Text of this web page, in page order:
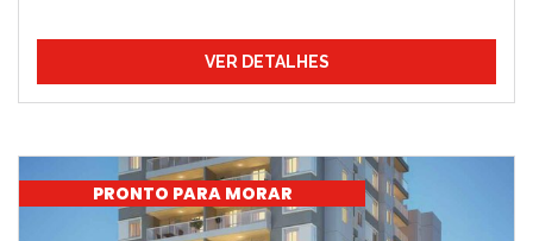
VER DETALHES
PRONTO PARA MORAR